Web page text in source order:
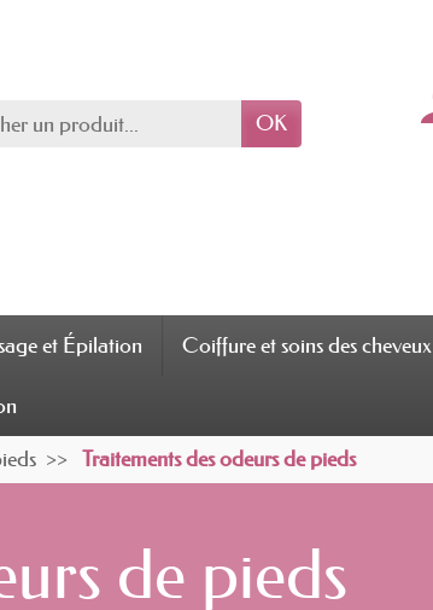
OK
et Épilation Coiffure et soins des cheveux
Traitements des odeurs de pieds
de pieds